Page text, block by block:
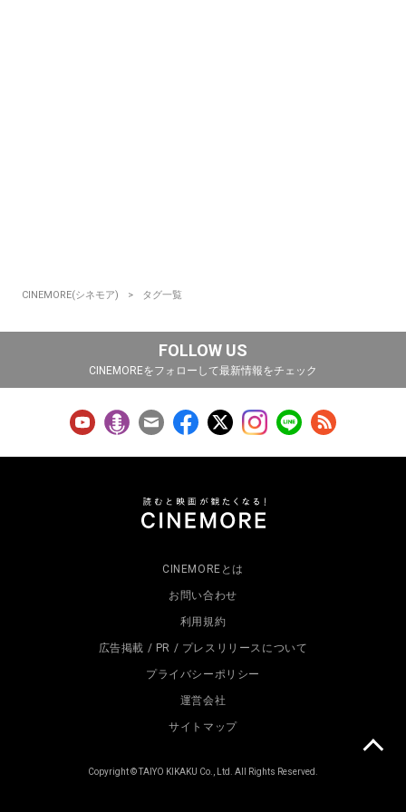
CINEMORE(シネモア) タグ一覧
FOLLOW US
CINEMOREをフォローして最新情報をチェック
CINEMOREとは
お問い合わせ
利用規約
広告掲載 / PR / プレスリリースについて
プライバシーポリシー
運営会社
サイトマップ
Copyright © TAIYO KIKAKU Co., Ltd. All Rights Reserved.